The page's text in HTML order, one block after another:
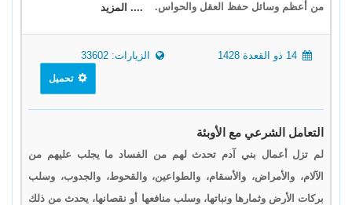
من أعظم وسائل حفظ العقل والحواس.
.... المزيد
الزيارات: 33602
تحميل
التعامل الشرعي مع الأوبئة
لم تزل أعمال بني آدم تحدث لهم من الفساد ما يجلب عليهم من
الآلام، والأمراض، والأسقام، والطواعين، والقحوط، والجدوب، وسلب
بركات الأرض وثمارها ونباتها، وسلب منافعها أو نقصانها، يحدث من ذلك